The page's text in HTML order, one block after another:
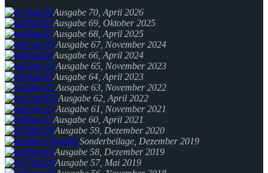
Ausgabe 70, April 2026
Ausgabe 69, Oktober 2025
Ausgabe 68, April 2025
Ausgabe 67, November 2024
Ausgabe 66, April 2024
Ausgabe 65, November 2023
Ausgabe 64, April 2023
Ausgabe 63, November 2022
Ausgabe 62, April 2022
Ausgabe 61, November 2021
Ausgabe 60, April 2021
Ausgabe 59, Dezember 2020
Sonderbeilage, Dezember 2019
Ausgabe 58, Dezember 2019
Ausgabe 57, Mai 2019